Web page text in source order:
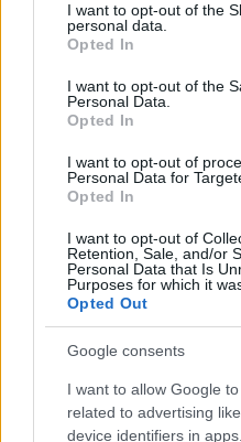
not limited to your visit or
grant or deny consent to
use your data for below
consent section.
I want to opt-out of the
personal data.
Opted In
I want to opt-out of the
Personal Data.
Opted In
I want to opt-out of
Personal Data for
Opted In
I want to opt-out of
Retention, Sale, and/or
Personal Data that Is
Purposes for which it
Opted Out
Google consents
I want to allow Google
related to advertising
device identifiers in apps.